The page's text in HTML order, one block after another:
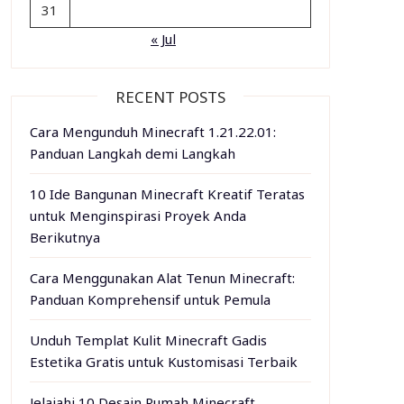
31
« Jul
RECENT POSTS
Cara Mengunduh Minecraft 1.21.22.01:
Panduan Langkah demi Langkah
10 Ide Bangunan Minecraft Kreatif Teratas
untuk Menginspirasi Proyek Anda
Berikutnya
Cara Menggunakan Alat Tenun Minecraft:
Panduan Komprehensif untuk Pemula
Unduh Templat Kulit Minecraft Gadis
Estetika Gratis untuk Kustomisasi Terbaik